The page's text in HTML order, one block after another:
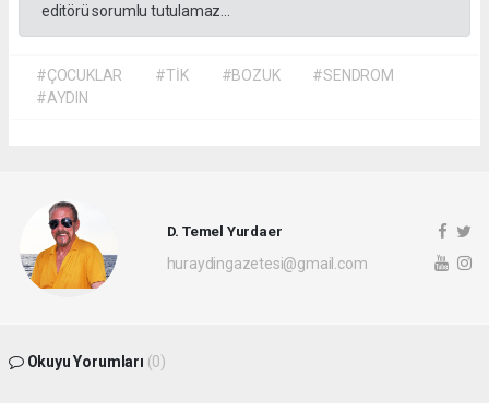
editörü sorumlu tutulamaz...
#ÇOCUKLAR #TİK #BOZUK
#SENDROM
#AYDIN
D. Temel Yurdaer
huraydingazetesi@gmail.com
Okuyu Yorumları (0)